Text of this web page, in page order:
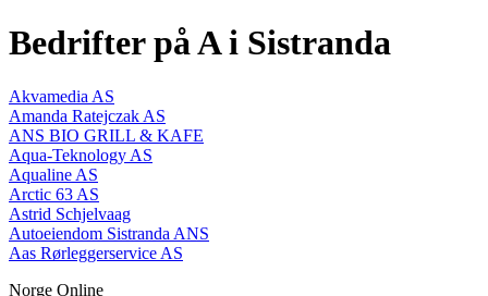
Bedrifter på A i Sistranda
Akvamedia AS
Amanda Ratejczak AS
ANS BIO GRILL & KAFE
Aqua-Teknology AS
Aqualine AS
Arctic 63 AS
Astrid Schjelvaag
Autoeiendom Sistranda ANS
Aas Rørleggerservice AS
Norge Online